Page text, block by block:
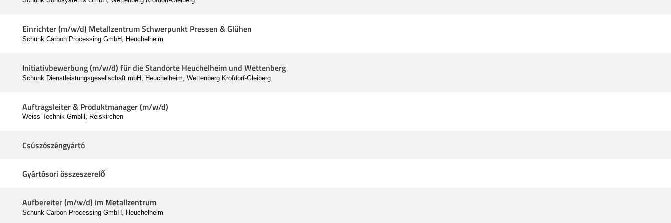
Einrichter (m/w/d) Metallzentrum Schwerpunkt Pressen & Glühen
Schunk Carbon Processing GmbH, Heuchelheim
Initiativbewerbung (m/w/d) für die Standorte Heuchelheim und Wettenberg
Schunk Dienstleistungsgesellschaft mbH, Heuchelheim, Wettenberg Krofdorf-Gleiberg
Auftragsleiter & Produktmanager (m/w/d)
Weiss Technik GmbH, Reiskirchen
Csúszószéngyártó
Gyártósori összeszerelő
Aufbereiter (m/w/d) im Metallzentrum
Schunk Carbon Processing GmbH, Heuchelheim